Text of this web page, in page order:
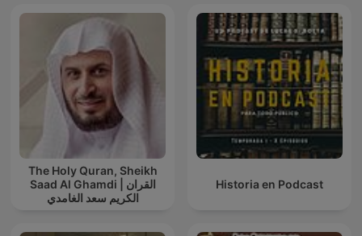
The Holy Quran, Sheikh
Saad Al Ghamdi | القران
الكريم سعد الغامدي
Historia en Podcast